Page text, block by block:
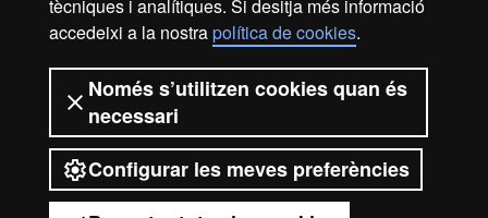
tècniques i analítiques. Si desitja més informació
accedeixi a la nostrapolítica de cookies.
Només s’utilitzen cookies quan és
necessari
Configurar les meves preferències
Avís legal Protecció de dades
Sobre el web
Accessibilitat web
2026 Universitat Autònoma de
Barcelona